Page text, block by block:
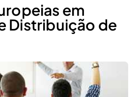
em
Distribuição de